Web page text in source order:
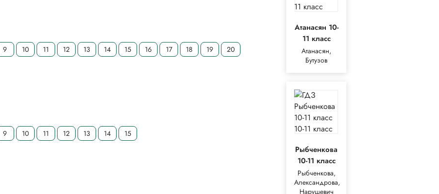
9 10 11 12 13 14 15 16 17 18 19 20
9 10 11 12 13 14 15
Атанасян 10-
11 класс
Атанасян,
Бутузов
Рыбченкова
10-11 класс
Рыбченкова,
Александрова,
Нарушевич